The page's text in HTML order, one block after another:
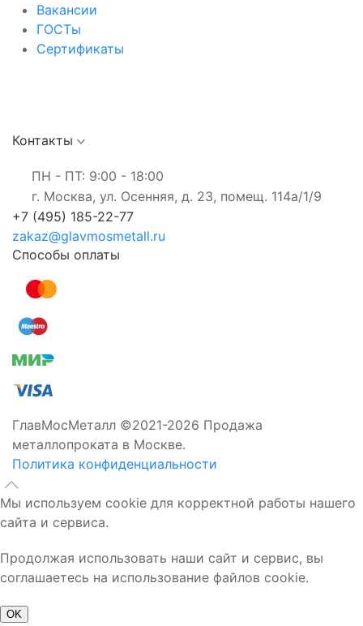
Вакансии
ГОСТы
Сертификаты
Контакты
ПН - ПТ: 9:00 - 18:00
г. Москва, ул. Осенняя, д. 23, помещ. 114а/1/9
+7 (495) 185-22-77
zakaz@glavmosmetall.ru
Способы оплаты
ГлавМосМеталл ©2021-2026 Продажа
металлопроката в Москве.
Политика конфиденциальности
Мы используем cookie для корректной работы нашего
сайта и сервиса.
Продолжая использовать наши сайт и сервис, вы
соглашаетесь на использование файлов cookie.
OK